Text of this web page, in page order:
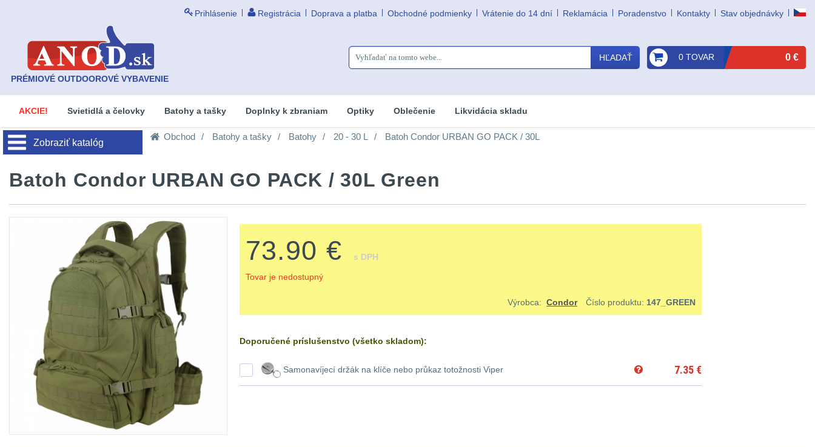
Prihlásenie Registrácia Doprava a platba Obchodné podmienky Vrátenie do 14 dní Reklamácia Poradenstvo Kontakty Stav objednávky
PRÉMIOVÉ OUTDOOROVÉ VYBAVENIE
HĽADAŤ 0 TOVAR 0 €
AKCIE! Svietidlá a čelovky Batohy a tašky Doplnky k zbraniam Optiky Oblečenie Likvidácia skladu
Zobraziť katalóg
Obchod Batohy a tašky Batohy 20 - 30 L Batoh Condor URBAN GO PACK / 30L
Batoh Condor URBAN GO PACK / 30L Green
73.90 € s DPH
Tovar je nedostupný
Výrobca:Condor Číslo produktu: 147_GREEN
Doporučené príslušenstvo (všetko skladom):
Samonavíjecí držák na klíče nebo průkaz totožnosti Viper 7.35 €